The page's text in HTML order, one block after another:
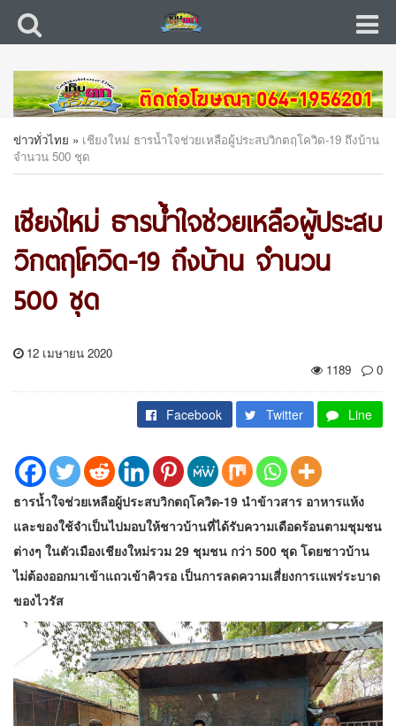
ข่าวทั่วไทย » เชียงใหม่ ธารน้ำใจช่วยเหลือผู้ประสบวิกตฤโควิด-19 ถึงบ้าน
จำนวน 500 ชุด
เชียงใหม่ ธารน้ำใจช่วยเหลือผู้ประสบ
วิกตฤโควิด-19 ถึงบ้าน จำนวน
500 ชุด
12 เมษายน 2020
1189
0
Facebook Twitter Line
ธารน้ำใจช่วยเหลือผู้ประสบวิกตฤโควิด-19 นำข้าวสาร อาหารแห้ง
และของใช้จำเป็นไปมอบให้ชาวบ้านที่ได้รับความเดือดร้อนตามชุมชน
ต่างๆ ในตัวเมืองเชียงใหม่รวม 29 ชุมชน กว่า 500 ชุด โดยชาวบ้าน
ไม่ต้องออกมาเข้าแถวเข้าคิวรอ เป็นการลดความเสี่ยงการเแพร่ระบาด
ของไวรัส